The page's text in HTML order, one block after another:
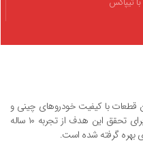
قطعات با کیفیت خودروهای چینی و
ایرانی و قیمت رقابتی ایجاد شده است که برای تحقق این هدف از تجربه ۱۰ ساله
گرفته شده است.